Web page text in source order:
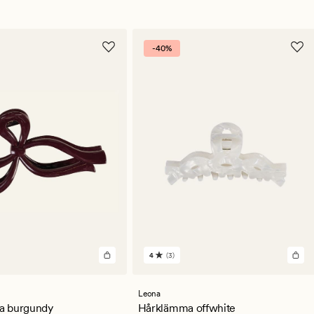
burgundy
-40%
3
ett
genomsnittligt
4 (3)
Leona
Hårklämma offwhite